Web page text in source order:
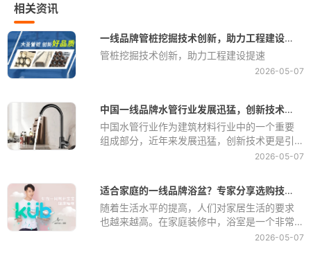
相关资讯
一线品牌管桩挖掘技术创新，助力工程建设提速
管桩挖掘技术创新，助力工程建设提速
2026-05-07
中国一线品牌水管行业发展迅猛，创新技术引领市场潮流
中国水管行业作为建筑材料行业中的一个重要
组成部分，近年来发展迅猛，创新技术更是引
领着市场潮流。随着我国经济的快速发展和城
的一部分，也得到了极大的发展空间和市场需
求。
2026-05-07
适合家庭的一线品牌浴盆？专家分享选购技巧
随着生活水平的提高，人们对家居生活的要求
也越来越高。在家庭装修中，浴室是一个非常
重要的部分，而浴盆作为浴室的核心设备之
2026-05-07